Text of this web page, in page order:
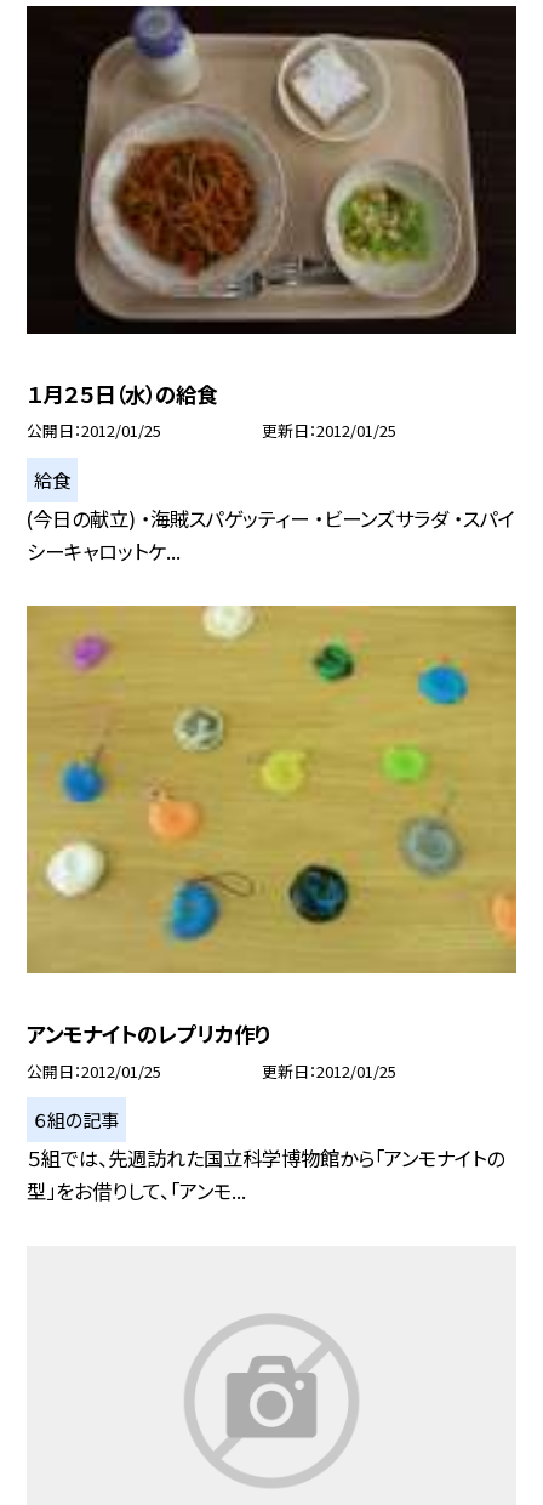
１月２５日（水）の給食
公開日 2012/01/25 更新日 2012/01/25
給食
(今日の献立) ・海賊スパゲッティー ・ビーンズサラダ ・スパイ
シーキャロットケ...
アンモナイトのレプリカ作り
公開日 2012/01/25 更新日 2012/01/25
６組の記事
５組では、先週訪れた国立科学博物館から「アンモナイトの
型」をお借りして、「アンモ...